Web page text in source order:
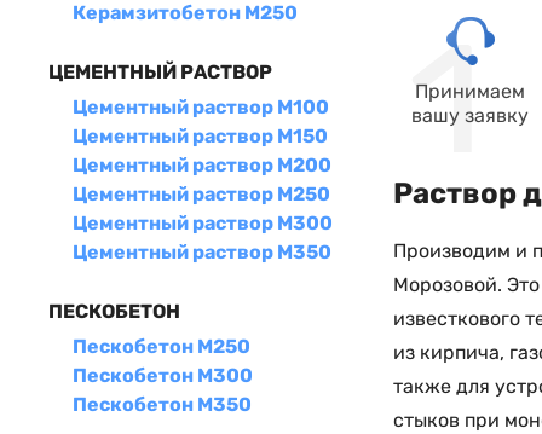
Керамзитобетон М250
ЦЕМЕНТНЫЙ РАСТВОР
Цементный раствор М100
Цементный раствор М150
Цементный раствор М200
Цементный раствор М250
Цементный раствор М300
Цементный раствор М350
ПЕСКОБЕТОН
Пескобетон М250
Пескобетон М300
Пескобетон М350
Принимаем
вашу заявку
Раствор
Производим и
Морозовой.
известкового
из кирпича,
также для
стыков при